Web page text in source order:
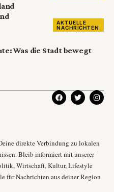
AKTUELLE
NACHRICHTEN
Was die Stadt bewegt
direkte Verbindung zu lokalen
Bleib informiert mit unserer
Wirtschaft, Kultur, Lifestyle
für Nachrichten aus deiner Region